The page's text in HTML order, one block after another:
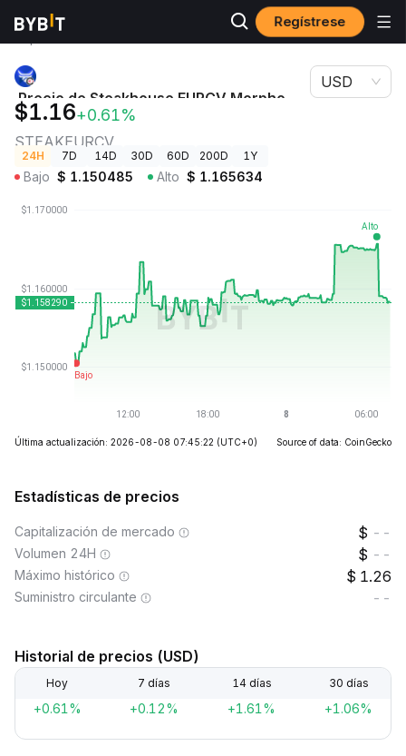
Regístrese
Precios de
Precio de Steakhouse EURCV Morpho Vault
Precio de Steakhouse EURCV Morpho
Vault
STEAKEURCV
$1.16+0.61%
USD
24H 7D 14D 30D 60D 200D 1Y
Bajo $ 1.150485 Alto $ 1.165634
Última actualización: 2026-08-08 07:45:22 (UTC+0) Source of data: CoinGecko
Estadísticas de precios
Capitalización de mercado --
Volumen 24H --
Máximo histórico 1.26
Suministro circulante --
Historial de precios (USD)
Hoy 7 días 14 días 30 días
+0.61% +0.12% +1.61% +1.06%